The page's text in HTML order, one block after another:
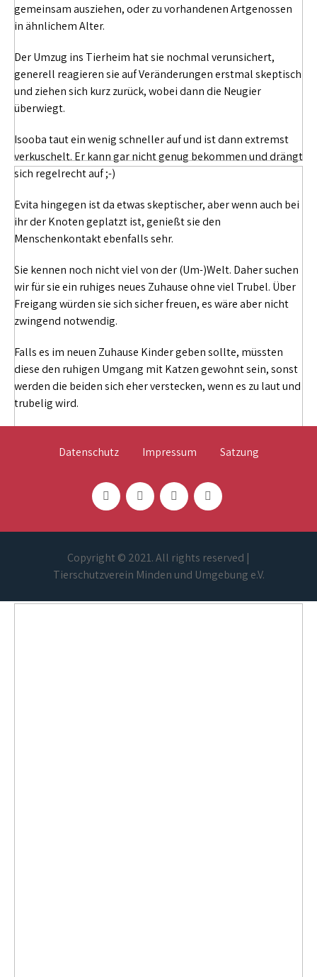
gemeinsam ausziehen, oder zu vorhandenen Artgenossen
in ähnlichem Alter.
Der Umzug ins Tierheim hat sie nochmal verunsichert,
generell reagieren sie auf Veränderungen erstmal skeptisch
und ziehen sich kurz zurück, wobei dann die Neugier
überwiegt.
Isooba taut ein wenig schneller auf und ist dann extremst
verkuschelt. Er kann gar nicht genug bekommen und drängt
sich regelrecht auf ;-)
Evita hingegen ist da etwas skeptischer, aber wenn auch bei
ihr der Knoten geplatzt ist, genießt sie den
Menschenkontakt ebenfalls sehr.
Sie kennen noch nicht viel von der (Um-)Welt. Daher suchen
wir für sie ein ruhiges neues Zuhause ohne viel Trubel. Über
Freigang würden sie sich sicher freuen, es wäre aber nicht
zwingend notwendig.
Falls es im neuen Zuhause Kinder geben sollte, müssten
diese den ruhigen Umgang mit Katzen gewohnt sein, sonst
werden die beiden sich eher verstecken, wenn es zu laut und
trubelig wird.
Datenschutz Impressum Satzung
Copyright © 2021. All rights reserved |
Tierschutzverein Minden und Umgebung e.V.